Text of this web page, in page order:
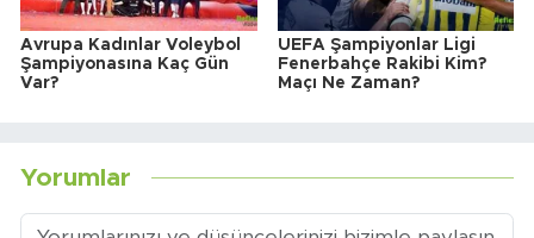
Avrupa Kadınlar Voleybol
Şampiyonasına Kaç Gün
Var?
UEFA Şampiyonlar Ligi
Fenerbahçe Rakibi Kim?
Maçı Ne Zaman?
Yorumlar